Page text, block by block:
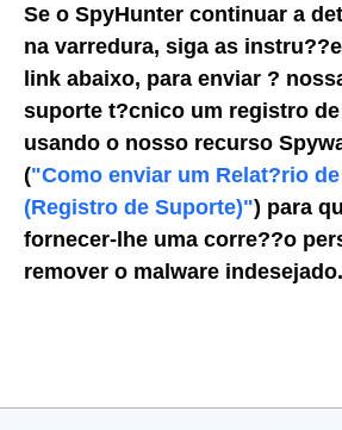
Se o SpyHunter continuar a
na varredura, siga as
link abaixo, para enviar ?
suporte t?cnico um registro
usando o nosso recurso
("Como enviar um Relat?rio
(Registro de Suporte)") para
fornecer-lhe uma corre??o
remover o malware indesejado.